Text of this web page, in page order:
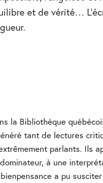
et de vérité…
la Bibliothèque
tant de lectures
parlants. Ils
à une
a pu